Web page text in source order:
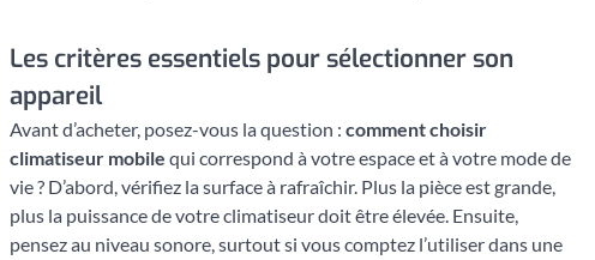
Les critères essentiels pour sélectionner son
appareil
Avant d’acheter, posez-vous la question : comment choisir
climatiseur mobile qui correspond à votre espace et à votre mode de
vie ? D’abord, vérifiez la surface à rafraîchir. Plus la pièce est grande,
plus la puissance de votre climatiseur doit être élevée. Ensuite,
pensez au niveau sonore, surtout si vous comptez l’utiliser dans une